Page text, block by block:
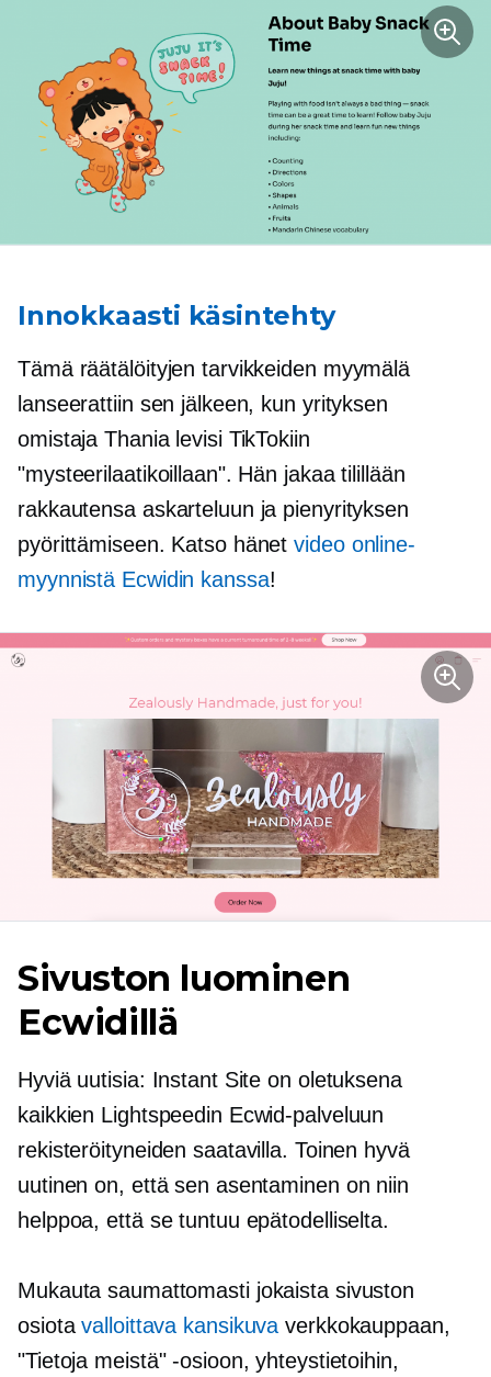
Innokkaasti käsintehty
Tämä räätälöityjen tarvikkeiden myymälä
lanseerattiin sen jälkeen, kun yrityksen
omistaja Thania levisi TikTokiin
"mysteerilaatikoillaan". Hän jakaa tilillään
rakkautensa askarteluun ja pienyrityksen
pyörittämiseen. Katso hänetvideo online-
myynnistä Ecwidin kanssa!
Sivuston luominen
Ecwidillä
Hyviä uutisia: Instant Site on oletuksena
kaikkien Lightspeedin Ecwid-palveluun
rekisteröityneiden saatavilla. Toinen hyvä
uutinen on, että sen asentaminen on niin
helppoa, että se tuntuu epätodelliselta.
Mukauta saumattomasti jokaista sivuston
osiotavalloittava kansikuva verkkokauppaan,
"Tietoja meistä" -osioon, yhteystietoihin,